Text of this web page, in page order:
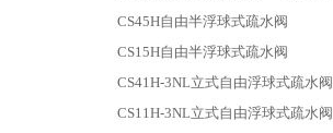
CS45H自由半浮球式疏水阀
CS15H自由半浮球式疏水阀
CS41H-3NL立式自由浮球式疏水阀
CS11H-3NL立式自由浮球式疏水阀